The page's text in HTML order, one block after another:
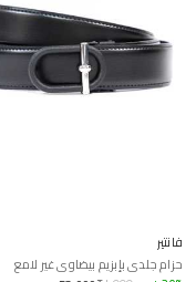
فانتير
حزام جلدي بإبزيم بيضاوي غير لامع